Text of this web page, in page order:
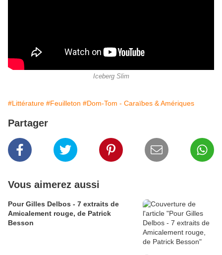
Iceberg Slim
#Littérature #Feuilleton #Dom-Tom - Caraïbes & Amériques
Partager
Vous aimerez aussi
Pour Gilles Delbos - 7 extraits de
Amicalement rouge, de Patrick
Besson